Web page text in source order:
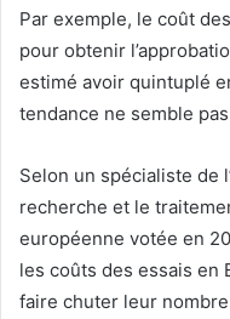
Par exemple, le coût
pour obtenir
estimé avoir quintuplé
tendance ne semble pas
Selon un spécialiste de
recherche et le
européenne votée en
les coûts des essais en
faire chuter leur